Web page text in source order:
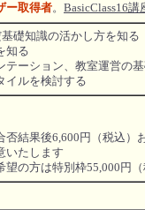
ー取得者。 BasicClass16
基礎知識の活かし方を知る
知る
テーション、教室運営の
イルを検討する
否結果後6,600円（税込）
いたします
望の方は特別枠55,000円